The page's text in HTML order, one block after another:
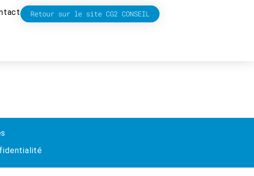
Retour sur le site CG2 CONSEIL